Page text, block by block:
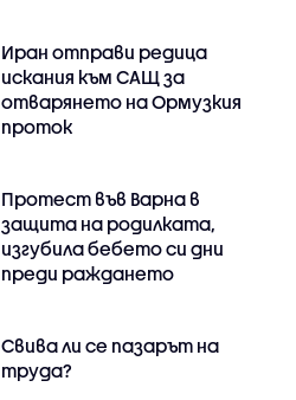
Иран отправи редица
искания към САЩ за
отварянето на Ормузкия
проток
Протест във Варна в
защита на родилката,
изгубила бебето си дни
преди раждането
Свива ли се пазарът на
труда?